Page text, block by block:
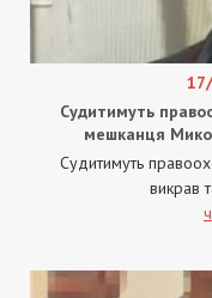
Судитимуть
мешканця
Судитимуть
викрав